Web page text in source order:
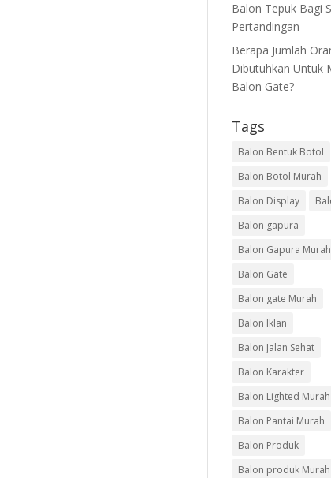
Balon Tepuk Bagi
Pertandingan
Berapa Jumlah
Dibutuhkan Untuk
Balon Gate?
Tags
Balon Bentuk Botol
Balon Botol Murah
Balon Display
Balon gapura
Balon Gapura Murah
Balon Gate
Balon gate Murah
Balon Iklan
Balon Jalan Sehat
Balon Karakter
Balon Lighted Murah
Balon Pantai Murah
Balon Produk
Balon produk Murah